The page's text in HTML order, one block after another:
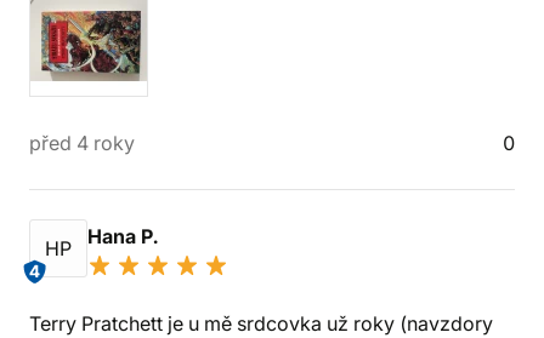
před 4 roky 0
HP
4
Hana P.
Terry Pratchett je u mě srdcovka už roky (navzdory